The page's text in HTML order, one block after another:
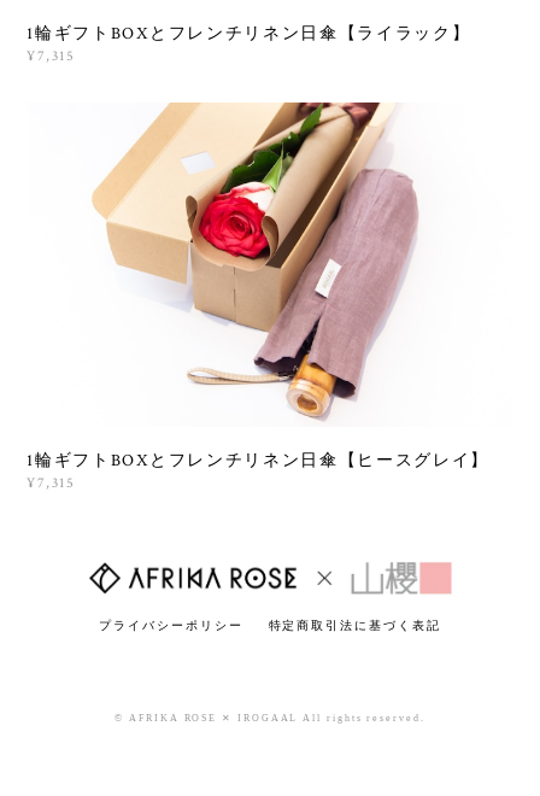
1輪ギフトBOXとフレンチリネン日傘【ライラック】
¥7,315
1輪ギフトBOXとフレンチリネン日傘【ヒースグレイ】
¥7,315
プライバシーポリシー 特定商取引法に基づく表記
© AFRIKA ROSE ✕ IROGAAL All rights reserved.